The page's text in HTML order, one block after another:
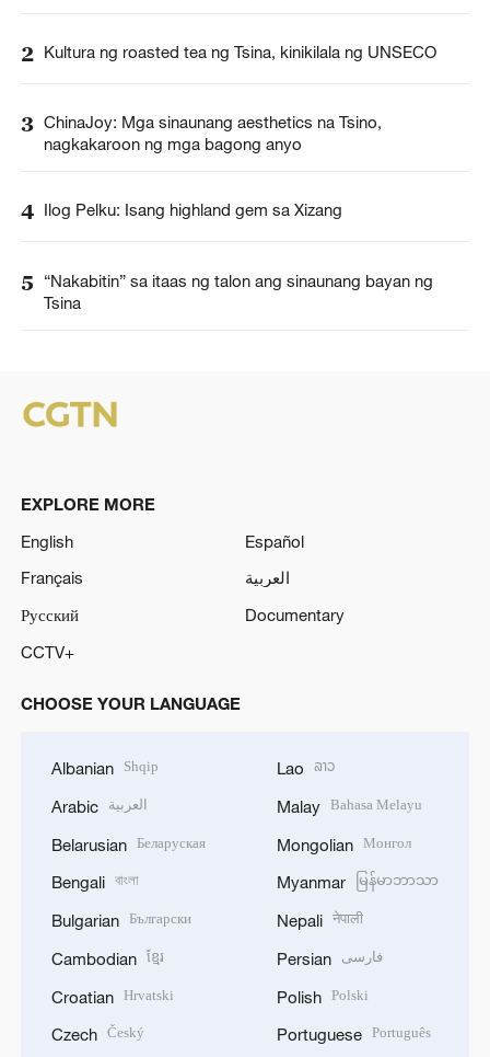
2 Kultura ng roasted tea ng Tsina, kinikilala ng UNSECO
3 ChinaJoy: Mga sinaunang aesthetics na Tsino,
nagkakaroon ng mga bagong anyo
4 Ilog Pelku: Isang highland gem sa Xizang
5
“Nakabitin” sa itaas ng talon ang sinaunang bayan ng
Tsina
EXPLORE MORE
English
Español
Français
العربية
Русский
Documentary
CCTV+
CHOOSE YOUR LANGUAGE
Albanian Shqip
Arabic العربية
Belarusian Беларуская
Bengali বাংলা
Bulgarian Български
Cambodian ខ្មែរ
Croatian Hrvatski
Czech Český
Lao ລາວ
Malay Bahasa Melayu
Mongolian Монгол
Myanmar မြန်မာဘာသာ
Nepali नेपाली
Persian فارسی
Polish Polski
Portuguese Português